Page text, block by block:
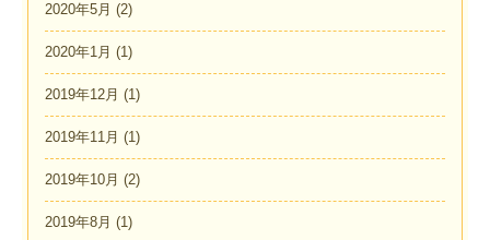
2020年5月 (2)
2020年1月 (1)
2019年12月 (1)
2019年11月 (1)
2019年10月 (2)
2019年8月 (1)